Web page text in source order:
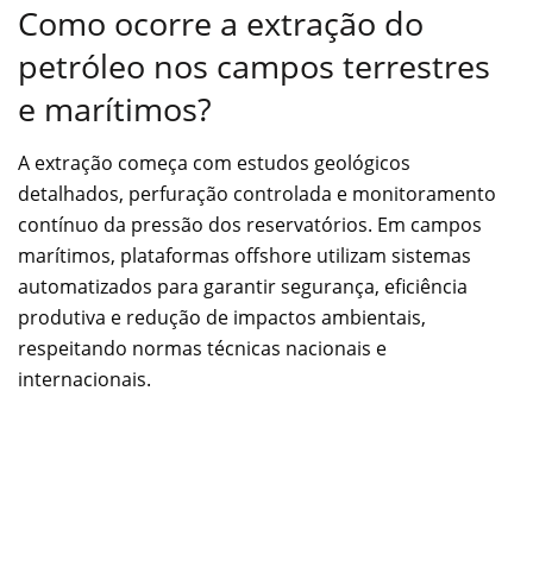
Como ocorre a extração do
petróleo nos campos terrestres
e marítimos?
A extração começa com estudos geológicos
detalhados, perfuração controlada e monitoramento
contínuo da pressão dos reservatórios. Em campos
marítimos, plataformas offshore utilizam sistemas
automatizados para garantir segurança, eficiência
produtiva e redução de impactos ambientais,
respeitando normas técnicas nacionais e
internacionais.